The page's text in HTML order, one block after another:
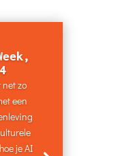
zo
een
je AI